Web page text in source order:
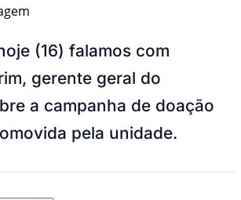
(16) falamos com
gerente geral do
a campanha de doação
pela unidade.